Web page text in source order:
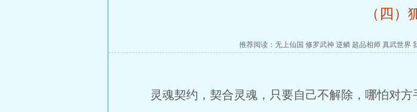
（四）
推荐阅读： 无上仙国 修罗武神 逆鳞 超品相师 真武世界
灵魂契约，契合灵魂，只要自己不解除，哪怕对方